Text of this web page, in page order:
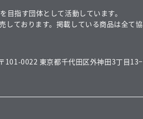
指す団体として活動しています。
ております。掲載している商品は全て
101-0022 東京都千代田区外神田3丁目